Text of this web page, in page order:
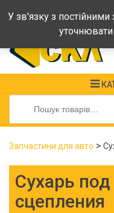
Графік: Пн-Пт:
Шукати:
Запчастини для авто >
Сухарь
сцепления
У зв'язку з постійними